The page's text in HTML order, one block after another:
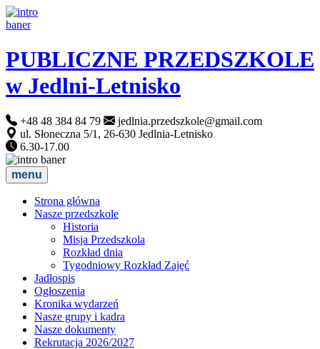
PUBLICZNE PRZEDSZKOLE
w Jedlni-Letnisko
+48 48 384 84 79
jedlnia.przedszkole@gmail.com
ul. Słoneczna 5/1, 26-630 Jedlnia-Letnisko
6.30-17.00
menu
Strona główna
Nasze przedszkole
Historia
Misja Przedszkola
Rozkład dnia
Tygodniowy Rozkład Zajęć
Jadłospis
Ogłoszenia
Kronika wydarzeń
Nasze grupy i kadra
Nasze dokumenty
Rekrutacja 2026/2027